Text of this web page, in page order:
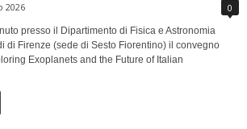
2026 0
presso il Dipartimento di Fisica e Astronomia
di Firenze (sede di Sesto Fiorentino) il convegno
Exoplanets and the Future of Italian